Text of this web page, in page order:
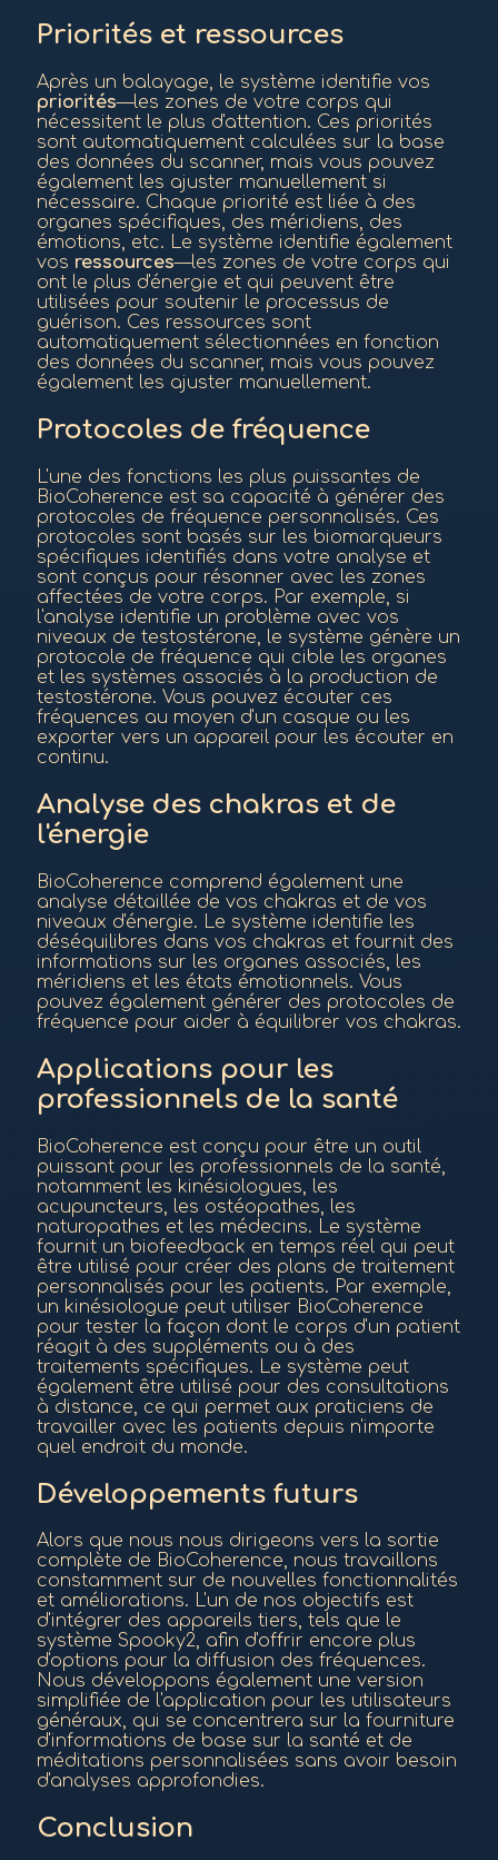
Priorités et ressources
Après un balayage, le système identifie vos
priorités—les zones de votre corps qui
nécessitent le plus d'attention. Ces priorités
sont automatiquement calculées sur la base
des données du scanner, mais vous pouvez
également les ajuster manuellement si
nécessaire. Chaque priorité est liée à des
organes spécifiques, des méridiens, des
émotions, etc. Le système identifie également
vos ressources—les zones de votre corps qui
ont le plus d'énergie et qui peuvent être
utilisées pour soutenir le processus de
guérison. Ces ressources sont
automatiquement sélectionnées en fonction
des données du scanner, mais vous pouvez
également les ajuster manuellement.
Protocoles de fréquence
L'une des fonctions les plus puissantes de
BioCoherence est sa capacité à générer des
protocoles de fréquence personnalisés. Ces
protocoles sont basés sur les biomarqueurs
spécifiques identifiés dans votre analyse et
sont conçus pour résonner avec les zones
affectées de votre corps. Par exemple, si
l'analyse identifie un problème avec vos
niveaux de testostérone, le système génère un
protocole de fréquence qui cible les organes
et les systèmes associés à la production de
testostérone. Vous pouvez écouter ces
fréquences au moyen d'un casque ou les
exporter vers un appareil pour les écouter en
continu.
Analyse des chakras et de
l'énergie
BioCoherence comprend également une
analyse détaillée de vos chakras et de vos
niveaux d'énergie. Le système identifie les
déséquilibres dans vos chakras et fournit des
informations sur les organes associés, les
méridiens et les états émotionnels. Vous
pouvez également générer des protocoles de
fréquence pour aider à équilibrer vos chakras.
Applications pour les
professionnels de la santé
BioCoherence est conçu pour être un outil
puissant pour les professionnels de la santé,
notamment les kinésiologues, les
acupuncteurs, les ostéopathes, les
naturopathes et les médecins. Le système
fournit un biofeedback en temps réel qui peut
être utilisé pour créer des plans de traitement
personnalisés pour les patients. Par exemple,
un kinésiologue peut utiliser BioCoherence
pour tester la façon dont le corps d'un patient
réagit à des suppléments ou à des
traitements spécifiques. Le système peut
également être utilisé pour des consultations
à distance, ce qui permet aux praticiens de
travailler avec les patients depuis n'importe
quel endroit du monde.
Développements futurs
Alors que nous nous dirigeons vers la sortie
complète de BioCoherence, nous travaillons
constamment sur de nouvelles fonctionnalités
et améliorations. L'un de nos objectifs est
d'intégrer des appareils tiers, tels que le
système Spooky2, afin d'offrir encore plus
d'options pour la diffusion des fréquences.
Nous développons également une version
simplifiée de l'application pour les utilisateurs
généraux, qui se concentrera sur la fourniture
d'informations de base sur la santé et de
méditations personnalisées sans avoir besoin
d'analyses approfondies.
Conclusion